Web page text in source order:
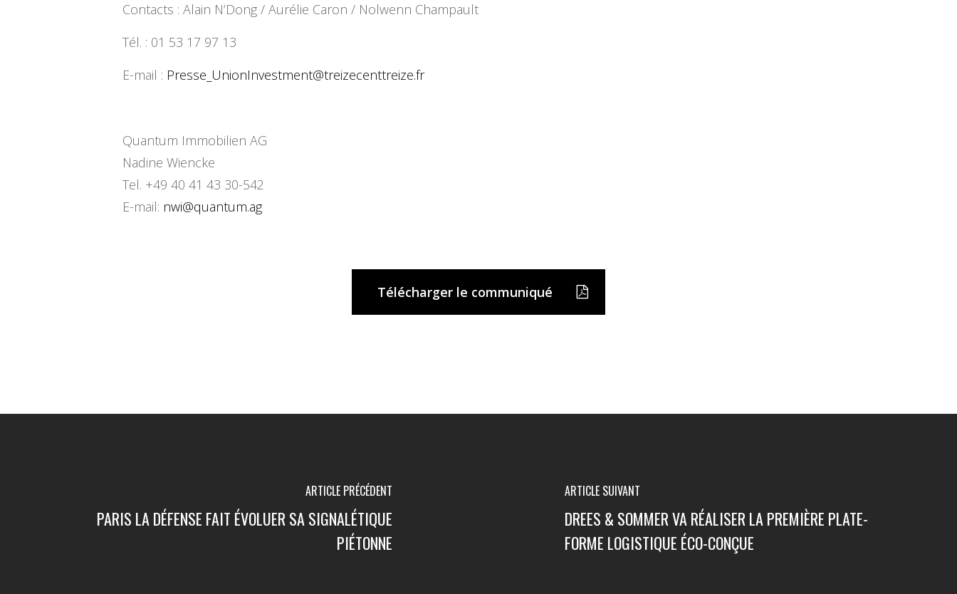
Contacts : Alain N’Dong / Aurélie Caron / Nolwenn Champault
Tél. : 01 53 17 97 13
E-mail : Presse_UnionInvestment@treizecenttreize.fr
Quantum Immobilien AG
Nadine Wiencke
Tel. +49 40 41 43 30-542
E-mail: nwi@quantum.ag
Télécharger le communiqué
ARTICLE PRÉCÉDENT
PARIS LA DÉFENSE FAIT ÉVOLUER SA SIGNALÉTIQUE
PIÉTONNE
ARTICLE SUIVANT
DREES & SOMMER VA RÉALISER LA PREMIÈRE PLATE-
FORME LOGISTIQUE ÉCO-CONÇUE